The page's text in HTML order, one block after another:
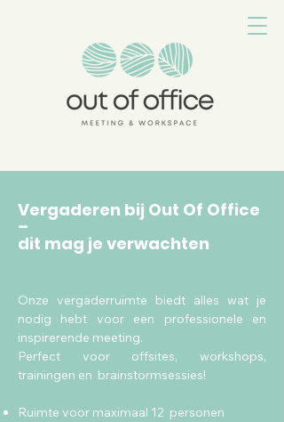
Vergaderen bij Out Of Office
–
dit mag je verwachten
Onze vergaderruimte biedt alles wat je
nodig hebt voor een professionele en
inspirerende meeting.
Perfect voor offsites, workshops,
trainingen en brainstormsessies!
Ruimte voor maximaal 12 personen